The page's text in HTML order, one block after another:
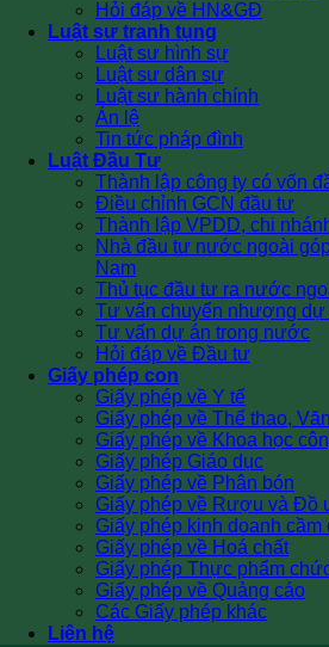
Hỏi đáp về HN&GĐ
Luật sư tranh tụng
Luật sư hình sự
Luật sư dân sự
Luật sư hành chính
Án lệ
Tin tức pháp đình
Luật Đầu Tư
Thành lập công ty có vốn
Điều chỉnh GCN đầu tư
Thành lập VPDD, chi
Nhà đầu tư nước ngoài
Nam
Thủ tục đầu tư ra nước
Tư vấn chuyển nhượng dự
Tư vấn dự án trong nước
Hỏi đáp về Đầu tư
Giấy phép con
Giấy phép về Y tế
Giấy phép về Thể thao,
Giấy phép về Khoa học
Giấy phép Giáo dục
Giấy phép về Phân bón
Giấy phép về Rượu và Đồ
Giấy phép kinh doanh cầm
Giấy phép về Hoá chất
Giấy phép Thực phẩm
Giấy phép về Quảng cáo
Các Giấy phép khác
Liên hệ